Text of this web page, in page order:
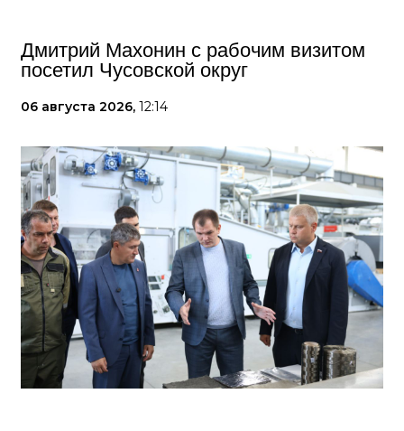
Дмитрий Махонин с рабочим визитом
посетил Чусовской округ
06 августа 2026, 12:14